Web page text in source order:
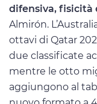
difensiva, fisicità
Almirón.
ottavi di Qatar
due classificate
mentre le otto
aggiungono al